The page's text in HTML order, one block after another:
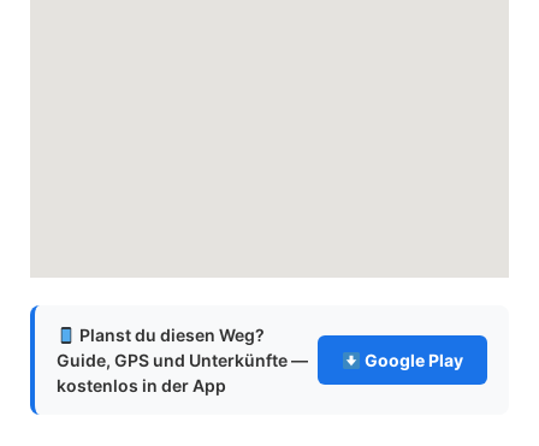
Planst du diesen Weg?
Guide, GPS und Unterkünfte —
kostenlos in der App
Google Play